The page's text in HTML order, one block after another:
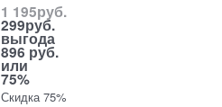
1 195руб.
299руб.
выгода
896 руб.
или
75%
Скидка 75%